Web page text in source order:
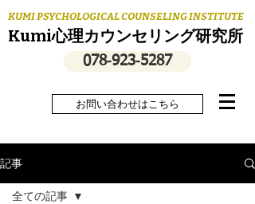
KUMI PSYCHOLOGICAL COUNSELING INSTITUTE
Kumi心理カウンセリング研究所
078‐923‐5287
お問い合わせはこちら
記事
全ての記事